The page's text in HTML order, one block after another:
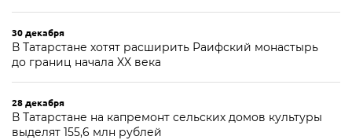
30 декабря
В Татарстане хотят расширить Раифский монастырь
до границ начала XX века
28 декабря
В Татарстане на капремонт сельских домов культуры
выделят 155,6 млн рублей